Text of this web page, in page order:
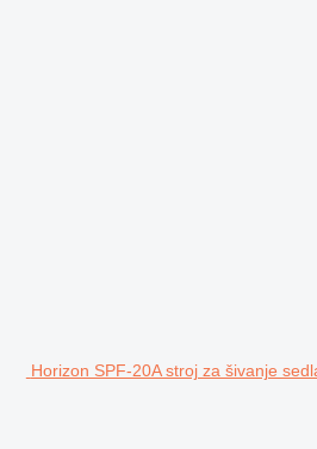
Horizon SPF-20A stroj za šivanje